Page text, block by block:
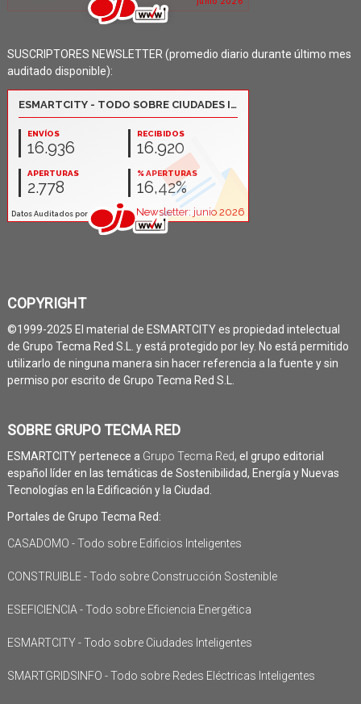
SUSCRIPTORES NEWSLETTER (promedio diario durante último mes
auditado disponible):
COPYRIGHT
©1999-2025 El material de ESMARTCITY es propiedad intelectual
de Grupo Tecma Red S.L. y está protegido por ley. No está permitido
utilizarlo de ninguna manera sin hacer referencia a la fuente y sin
permiso por escrito de Grupo Tecma Red S.L.
SOBRE GRUPO TECMA RED
ESMARTCITY pertenece a Grupo Tecma Red, el grupo editorial
español líder en las temáticas de Sostenibilidad, Energía y Nuevas
Tecnologías en la Edificación y la Ciudad.
Portales de Grupo Tecma Red:
CASADOMO - Todo sobre Edificios Inteligentes
CONSTRUIBLE - Todo sobre Construcción Sostenible
ESEFICIENCIA - Todo sobre Eficiencia Energética
ESMARTCITY - Todo sobre Ciudades Inteligentes
SMARTGRIDSINFO - Todo sobre Redes Eléctricas Inteligentes